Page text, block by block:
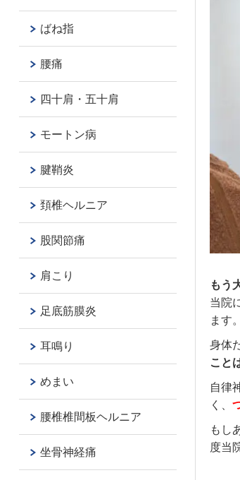
もう
当院
ます。
身体
こと
自律
く、
もし
度当
ばね指
腰痛
四十肩・五十肩
モートン病
腱鞘炎
頚椎ヘルニア
股関節痛
肩こり
足底筋膜炎
耳鳴り
めまい
腰椎椎間板ヘルニア
坐骨神経痛